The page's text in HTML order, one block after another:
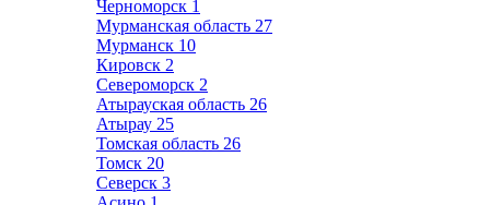
Черноморск 1
Мурманская область 27
Мурманск 10
Кировск 2
Североморск 2
Атырауская область 26
Атырау 25
Томская область 26
Томск 20
Северск 3